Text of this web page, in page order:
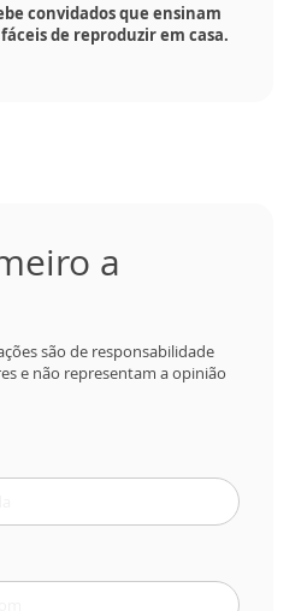
convidados que ensinam
de reproduzir em casa.
a
são de responsabilidade
e não representam a opinião